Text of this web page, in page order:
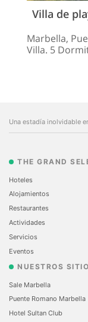
Villa de
Marbella,
Villa. 5
Una estadía inolvidable
THE GRAND
Hoteles
Alojamientos
Restaurantes
Actividades
Servicios
Eventos
NUESTROS
Sale Marbella
Puente Romano Marbella
Hotel Sultan Club